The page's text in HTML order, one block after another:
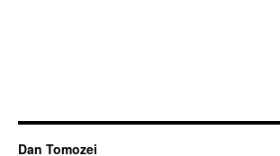
Dan Tomozei